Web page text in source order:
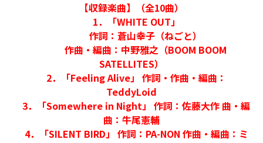
【収録楽曲】（全10曲）
1．「WHITE OUT」
作詞：蒼山幸子（ねごと）
作曲・編曲：中野雅之（BOOM BOOM
SATELLITES）
2．「Feeling Alive」 作詞・作曲・編曲：
TeddyLoid
3．「Somewhere in Night」 作詞：佐藤大作 曲・編
曲：牛尾憲輔
4．「SILENT BIRD」 作詞：PA-NON 作曲・編曲：ミ